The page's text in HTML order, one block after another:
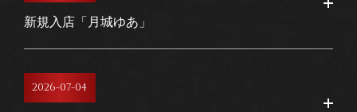
新規入店「月城ゆあ」
2026-07-04